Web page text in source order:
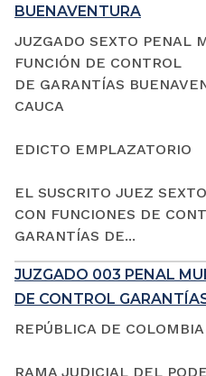
BUENAVENTURA
JUZGADO SEXTO PENAL
FUNCIÓN DE CONTROL
DE GARANTÍAS
CAUCA
EDICTO EMPLAZATORIO
EL SUSCRITO JUEZ
CON FUNCIONES DE
GARANTÍAS DE...
JUZGADO 003 PENAL
DE CONTROL
REPÚBLICA DE COLOMBIA
RAMA JUDICIAL DEL